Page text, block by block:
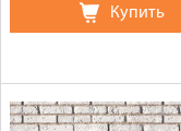
Купить